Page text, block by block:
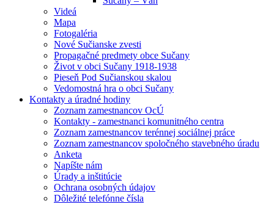
Videá
Mapa
Fotogaléria
Nové Sučianske zvesti
Propagačné predmety obce Sučany
Život v obci Sučany 1918-1938
Pieseň Pod Sučianskou skalou
Vedomostná hra o obci Sučany
Kontakty a úradné hodiny
Zoznam zamestnancov OcÚ
Kontakty - zamestnanci komunitného centra
Zoznam zamestnancov terénnej sociálnej práce
Zoznam zamestnancov spoločného stavebného úradu
Anketa
Napíšte nám
Úrady a inštitúcie
Ochrana osobných údajov
Dôležité telefónne čísla